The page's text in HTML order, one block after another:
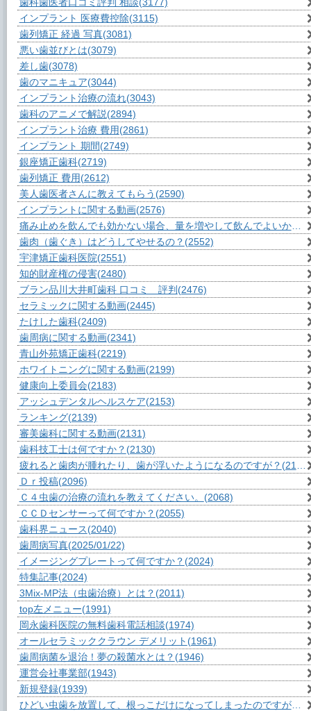
インプラント 医療費控除(3115)
歯列矯正 経過 写真(3081)
悪い歯並びとは(3079)
差し歯(3078)
歯のマニキュア(3044)
インプラント治療の流れ(3043)
歯科のアニメで解説(2894)
インプラント治療 費用(2861)
インプラント 期間(2749)
銀座矯正歯科(2719)
歯列矯正 費用(2612)
美人歯医者さんに教えてもらう (2590)
インプラントに関する動画(2576)
痛み止めを飲んでも効かない場合、量を増やして飲んでよいか？
歯肉（歯ぐき）はどうしてやせるの？ (2552)
宇津矯正歯科医院(2551)
知的財産権の侵害(2480)
ブラン品川大井町歯科 口コミ 評判 (2476)
セラミックに関する動画(2445)
たけした歯科(2409)
歯周病に関する動画(2341)
青山外苑矯正歯科(2219)
ホワイトニングに関する動画(2199)
健康向上委員会(2183)
アッシュデンタルヘルスケア(2153)
ランキング(2139)
審美歯科に関する動画(2131)
歯科技工士は何ですか？ (2130)
疲れると歯肉が腫れたり、歯が浮いたようになるのですが？ (2106)
Ｄｒ投稿(2096)
Ｃ４虫歯の治療の流れを教えてください。 (2068)
ＣＣＤセンサーって何ですか？ (2055)
歯科界ニュース(2040)
歯周病写真(2025/01/22)
イメージングプレートって何ですか？ (2024)
特集記事(2024)
3Mix-MP法（虫歯治療）とは？ (2011)
top左メニュー(1991)
岡永歯科医院の無料歯科電話相談(1974)
オールセラミッククラウン デメリット (1961)
歯周病菌を退治！夢の殺菌水とは？ (1946)
運営会社事業部(1943)
新規登録(1939)
ひどい虫歯を放置して、根っこだけになってしまったのですが？